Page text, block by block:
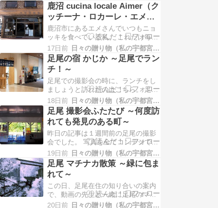
鹿沼 cucina locale Aimer（ク
ッチーナ・ロカーレ・エメ）
～いつものニョッキランチ～
鹿沼市にあるエメさんでいつもニョ
ッキを食べている私。 これだけ毎回
ニョッキをアップしていると食べた
いと思ってくれる友人もいるよう
で、この日お店で待ち合わせ。 外は
酷暑。 冷房を効かせすぎているお店
が多い中、こちらは適度な温度で上
着がなくてもちょうど良いくらい。
冷房があまり得意…
17日前 日々の贈り物（私の宇都宮生活）
足尾の宿 かじか ～足尾でラン
チ！～
足尾での撮影会の時に、ランチをし
ましょうと訪れたのはこちら。 足尾
ではランチをするところがあまりな
いので、いつもは群馬県側に行くか
日光のマチナカへ戻っていたんです
よ。 それが今回、庚申山を車で走っ
ているときに「ランチ営業」ののぼ
りを見つけてかじかへ行くことにし
ました。 こちらは…
18日前 日々の贈り物（私の宇都宮生活）
足尾 撮影会ふたたび ～何度訪
れても発見のある町～
昨日の記事は１週間前の足尾の撮影
会でした。 写真を全てコンデジで撮
った赤外線写真にしたので、今日
（20日）訪れた足尾はカラーにして
みました。 スタートはわたらせ渓谷
鐡道足尾駅。 連休とは思えないほど
人出も少なくてゆったりした雰囲
気。 線路沿いに歩き始めると木でで
きた電柱がありま…
19日前 日々の贈り物（私の宇都宮生活）
足尾 マチナカ散策 ～緑に包ま
れて～
この日、足尾在住の知り合いの案内
で、動画の先生と一緒に足尾のマチ
ナカを散策しながら撮影してきまし
20日前 日々の贈り物（私の宇都宮生活）